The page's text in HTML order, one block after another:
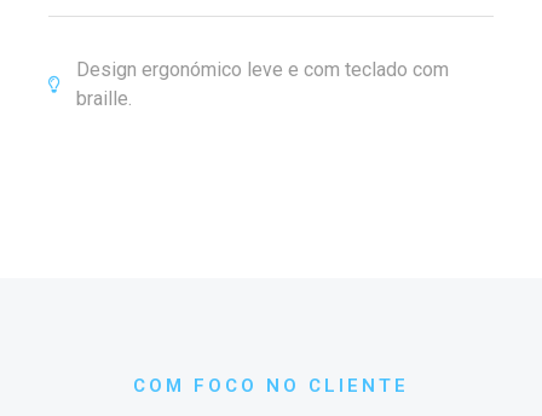
Design ergonómico leve e com teclado com
braille.
COM FOCO NO CLIENTE